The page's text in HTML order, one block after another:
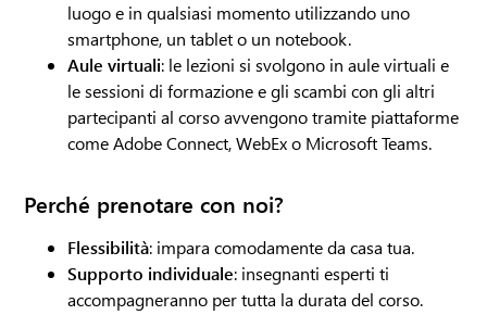
luogo e in qualsiasi momento utilizzando uno
smartphone, un tablet o un notebook.
Aule virtuali: le lezioni si svolgono in aule virtuali e
le sessioni di formazione e gli scambi con gli altri
partecipanti al corso avvengono tramite piattaforme
come Adobe Connect, WebEx o Microsoft Teams.
Perché prenotare con noi?
Flessibilità: impara comodamente da casa tua.
Supporto individuale: insegnanti esperti ti
accompagneranno per tutta la durata del corso.